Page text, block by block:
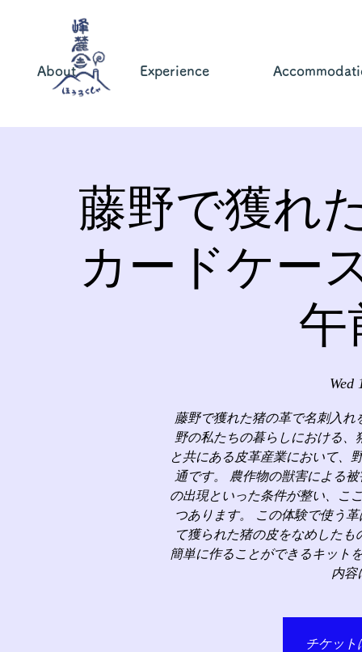
About Experience
藤野で獲れ
カードケー
午
Wed
藤野で獲れた猪の革で名刺入
野の私たちの暮らしにおける
と共にある皮革産業において、
通です。 農作物の獣害による
の出現といった条件が整い、こ
つあります。 この体験で使う
て獲られた猪の皮をなめした
簡単に作ることができるキット
内容
チケット